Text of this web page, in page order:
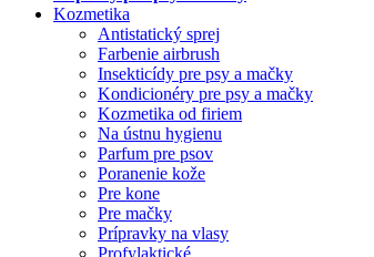
Kozmetika
Antistatický sprej
Farbenie airbrush
Insekticídy pre psy a mačky
Kondicionéry pre psy a mačky
Kozmetika od firiem
Na ústnu hygienu
Parfum pre psov
Poranenie kože
Pre kone
Pre mačky
Prípravky na vlasy
Profylaktické